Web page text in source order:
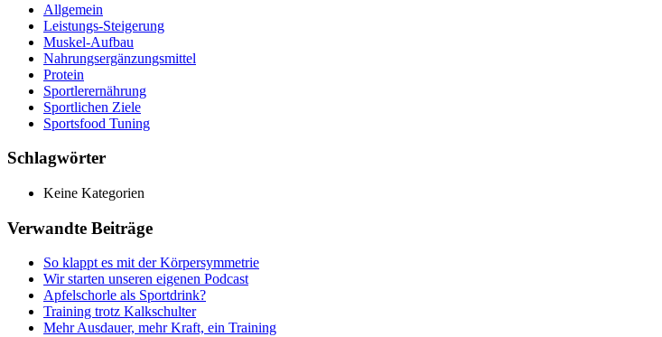
Allgemein
Leistungs-Steigerung
Muskel-Aufbau
Nahrungsergänzungsmittel
Protein
Sportlerernährung
Sportlichen Ziele
Sportsfood Tuning
Schlagwörter
Keine Kategorien
Verwandte Beiträge
So klappt es mit der Körpersymmetrie
Wir starten unseren eigenen Podcast
Apfelschorle als Sportdrink?
Training trotz Kalkschulter
Mehr Ausdauer, mehr Kraft, ein Training